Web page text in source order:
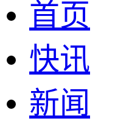
首页
快讯
新闻